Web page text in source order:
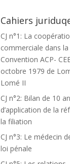
Cahiers
CJ n°1: La
commerciale dans la
Convention ACP-
octobre 1979 de
Lomé II
CJ n°2: Bilan de 10
d’application de la
la filiation
CJ n°3: Le médecin
loi pénale